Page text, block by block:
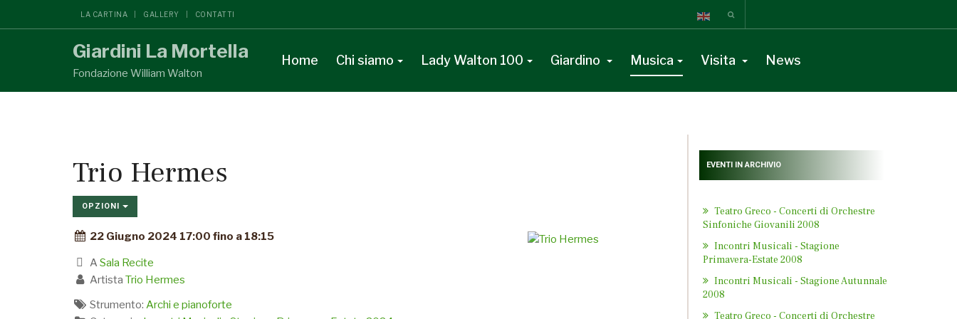
LA CARTINA GALLERY CONTATTI
Giardini La Mortella
Fondazione William Walton
Home Chi siamo Lady Walton 100 Giardino Musica Visita News
Trio Hermes
OPZIONI
22 Giugno 2024 17:00 fino a 18:15
A Sala Recite
Artista Trio Hermes
Strumento: Archi e pianoforte
EVENTI IN ARCHIVIO
Teatro Greco - Concerti di Orchestre
Sinfoniche Giovanili 2008
Incontri Musicali - Stagione
Primavera-Estate 2008
Incontri Musicali - Stagione Autunnale
2008
Teatro Greco - Concerti di Orchestre